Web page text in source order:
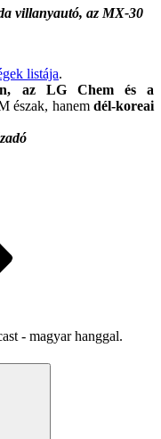
villanyautó, az MX-30
listája.
az LG Chem és a
észak, hanemdél-koreai